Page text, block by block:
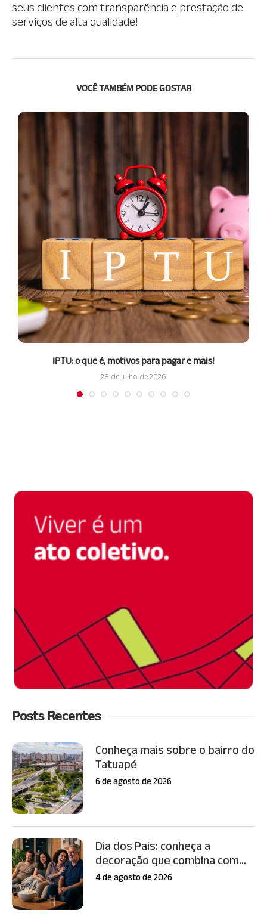
seus clientes com transparência e prestação de
serviços de alta qualidade!
VOCÊ TAMBÉM PODE GOSTAR
IPTU: o que é, motivos para pagar e mais!
28 de julho de 2026
Posts Recentes
Conheça mais sobre o bairro do
Tatuapé
6 de agosto de 2026
Dia dos Pais: conheça a
decoração que combina com...
4 de agosto de 2026